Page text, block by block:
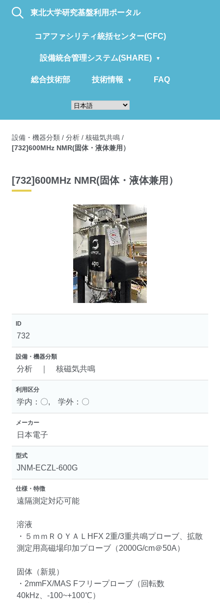
東北大学研究基盤利用ポータル
コアファシリティ統括センター(CFC)
設備統合管理システム(SHARE)
総合技術部 技術情報 FAQ
設備・機器分類 / 分析 / 核磁気共鳴 /
[732]600MHz NMR(固体・液体兼用）
[732]600MHz NMR(固体・液体兼用）
ID
732
設備・機器分類
分析 ｜ 核磁気共鳴
利用区分
学内：〇, 学外：〇
メーカー
日本電子
型式
JNM-ECZL-600G
仕様・特徴
遠隔測定対応可能
溶液
・５ｍｍＲＯＹＡＬHFX 2重/3重共鳴プローブ、拡散
測定用高磁場印加プローブ（2000G/cm＠50A）
固体（新規）
・2mmFX/MAS Fフリープローブ（回転数
40kHz、-100~+100℃）